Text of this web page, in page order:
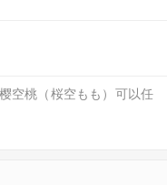
空桃（桜空もも）可以任